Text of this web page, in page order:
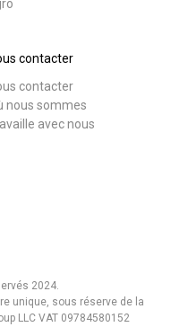
contacter
contacter
nous sommes
avec nous
2024.
unique, sous réserve de la
LLC VAT 09784580152